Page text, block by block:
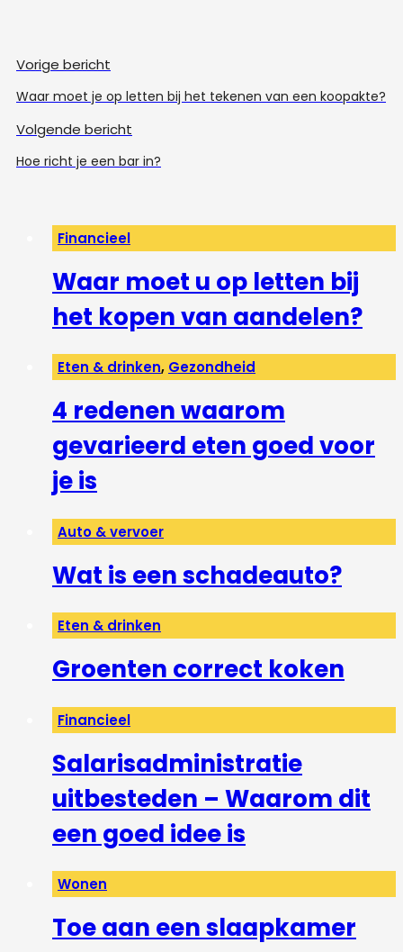
Vorige bericht
Waar moet je op letten bij het tekenen van een koopakte?
Volgende bericht
Hoe richt je een bar in?
Financieel
Waar moet u op letten bij
het kopen van aandelen?
Eten & drinken, Gezondheid
4 redenen waarom
gevarieerd eten goed voor
je is
Auto & vervoer
Wat is een schadeauto?
Eten & drinken
Groenten correct koken
Financieel
Salarisadministratie
uitbesteden – Waarom dit
een goed idee is
Wonen
Toe aan een slaapkamer